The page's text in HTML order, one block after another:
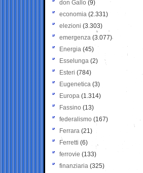
don Gallo (9)
economia (2.331)
elezioni (3.303)
emergenza (3.077)
Energia (45)
Esselunga (2)
Esteri (784)
Eugenetica (3)
Europa (1.314)
Fassino (13)
federalismo (167)
Ferrara (21)
Ferretti (6)
ferrovie (133)
finanziaria (325)